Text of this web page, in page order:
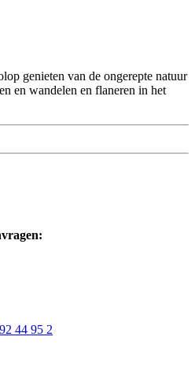
genieten van de ongerepte natuur
en wandelen en flaneren in het
44 95 2